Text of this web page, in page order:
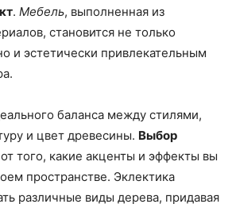
. Мебель, выполненная из
становится не только
и эстетически привлекательным
баланса между стилями,
и цвет древесины. Выбор
того, какие акценты и эффекты вы
пространстве. Эклектика
различные виды дерева, придавая